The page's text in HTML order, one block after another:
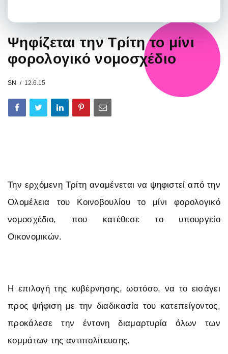
Ψηφίζεται την Τρίτη το μίνι
φορολογικό νομοσχέδιο
SN 12.6.15
Την ερχόμενη Τρίτη αναμένεται να ψηφιστεί από την
Ολομέλεια του Κοινοβουλίου το μίνι φορολογικό
νομοσχέδιο, που κατέθεσε το υπουργείο
Οικονομικών.
Η επιλογή της κυβέρνησης, ωστόσο, να το εισάγει
προς ψήφιση με την διαδικασία του κατεπείγοντος,
προκάλεσε την έντονη διαμαρτυρία όλων των
κομμάτων της αντιπολίτευσης.